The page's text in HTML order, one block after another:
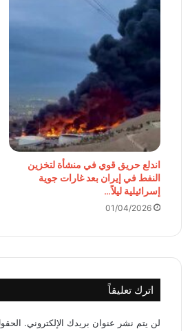
اندلع حريق قوي في منشأة لتخزين
النفط في إيران بعد غارات جوية
إسرائيلية ليلاً…
01/04/2026
اترك تعليقاً
لن يتم نشر عنوان بريدك الإلكتروني.